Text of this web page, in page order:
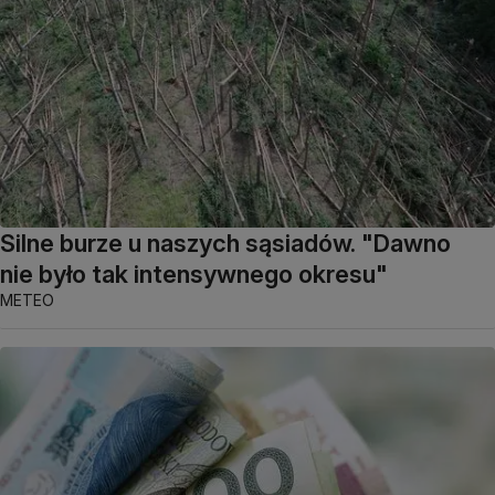
Silne burze u naszych sąsiadów. "Dawno
nie było tak intensywnego okresu"
METEO